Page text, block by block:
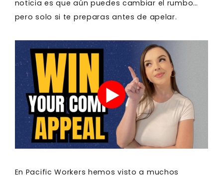
noticia es que aún puedes cambiar el rumbo…
pero solo si te preparas antes de apelar.
En Pacific Workers hemos visto a muchos